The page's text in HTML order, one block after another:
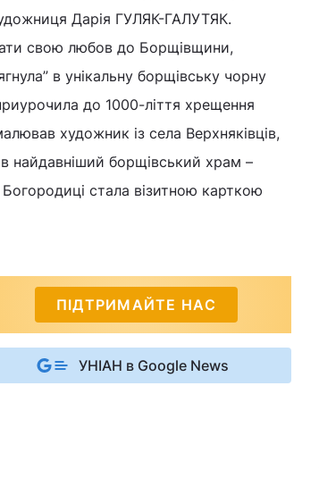
Дарія ГУЛЯК-ГАЛУТЯК.
свою любов до Борщівщини,
в унікальну борщівську чорну
до 1000-ліття хрещення
художник із села Верхняківців,
найдавніший борщівський храм –
Богородиці стала візитною карткою
ПІДТРИМАЙТЕ НАС
УНІАН в Google News